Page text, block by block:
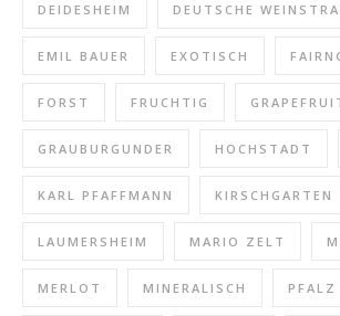
DEIDESHEIM DEUTSCHE
EMIL BAUER EXOTISCH
FORST FRUCHTIG
GRAUBURGUNDER HOCHSTADT
KARL PFAFFMANN KIRSCHGARTEN
LAUMERSHEIM MARIO ZELT
MERLOT MINERALISCH PFALZ